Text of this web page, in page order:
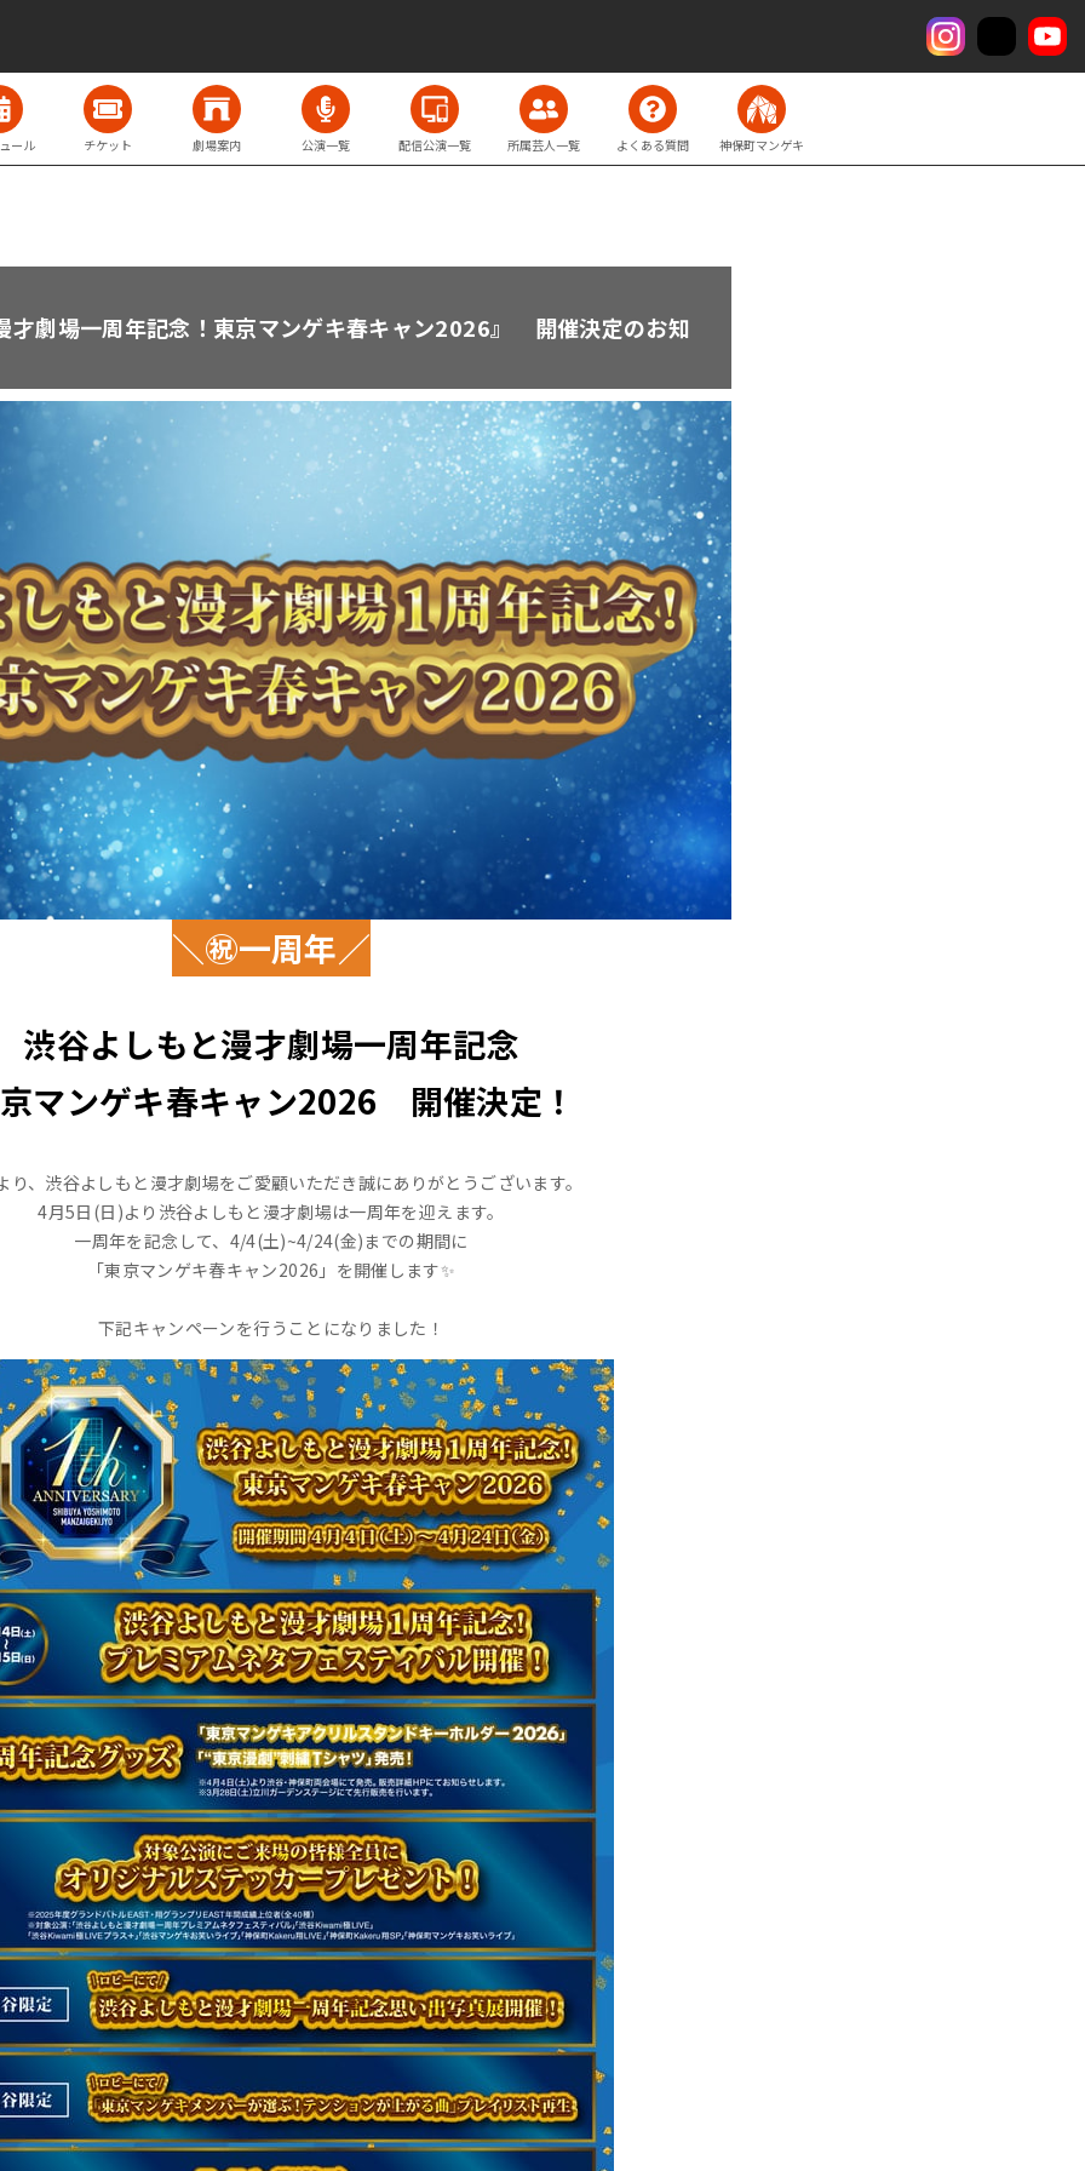
ール チケット 劇場案内 公演一覧 配信公演一覧 所属芸人一覧 よくある質問 神保町マンゲキ
才劇場一周年記念！東京マンゲキ春キャン2026』 開催決定のお知
＼㊗一周年／
渋谷よしもと漫才劇場一周年記念
マンゲキ春キャン2026 開催決定！
り、渋谷よしもと漫才劇場をご愛顧いただき誠にありがとうございます。
4月5日(日)より渋谷よしもと漫才劇場は一周年を迎えます。
一周年を記念して、4/4(土)~4/24(金)までの期間に
「東京マンゲキ春キャン2026」を開催します✨
下記キャンペーンを行うことになりました！